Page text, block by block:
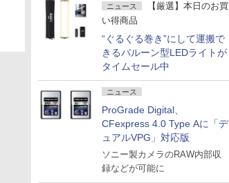
ニュース
【厳選】本日のお買
い得商品
“ぐるぐる巻き”にして運搬で
きるバルーン型LEDライトが
タイムセール中
ニュース
ProGrade Digital、
CFexpress 4.0 Type Aに「デ
ュアルVPG」対応版
ソニー製カメラのRAW内部収
録などが可能に